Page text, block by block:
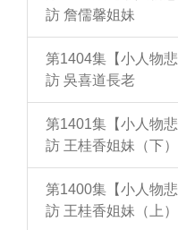
訪 詹儒馨姐妹
第1404集【小人物
訪 吳喜道長老
第1401集【小人物
訪 王桂香姐妹（下）
第1400集【小人物
訪 王桂香姐妹（上）